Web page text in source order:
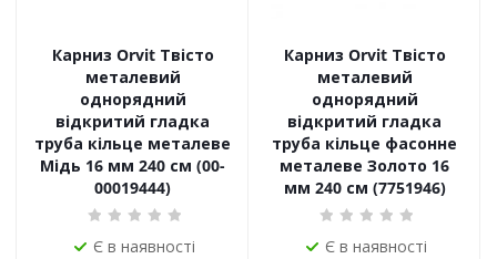
Карниз Orvit Твісто
металевий
однорядний
відкритий гладка
труба кільце металеве
Мідь 16 мм 240 см (00-
00019444)
Є в наявності
Карниз Orvit Твісто
металевий
однорядний
відкритий гладка
труба кільце фасонне
металеве Золото 16
мм 240 см (7751946)
Є в наявності